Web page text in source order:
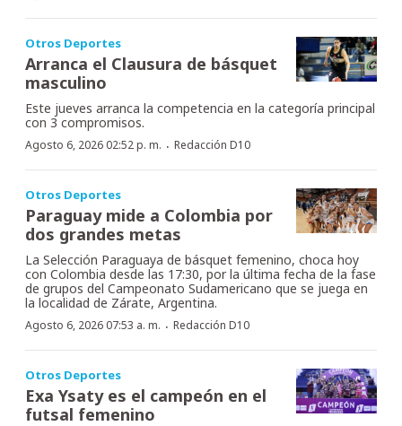
Otros Deportes
Arranca el Clausura de básquet
masculino
Este jueves arranca la competencia en la categoría principal
con 3 compromisos.
Agosto 6, 2026 02:52 p. m. · Redacción D10
Otros Deportes
Paraguay mide a Colombia por
dos grandes metas
La Selección Paraguaya de básquet femenino, choca hoy
con Colombia desde las 17:30, por la última fecha de la fase
de grupos del Campeonato Sudamericano que se juega en
la localidad de Zárate, Argentina.
Agosto 6, 2026 07:53 a. m. · Redacción D10
Otros Deportes
Exa Ysaty es el campeón en el
futsal femenino